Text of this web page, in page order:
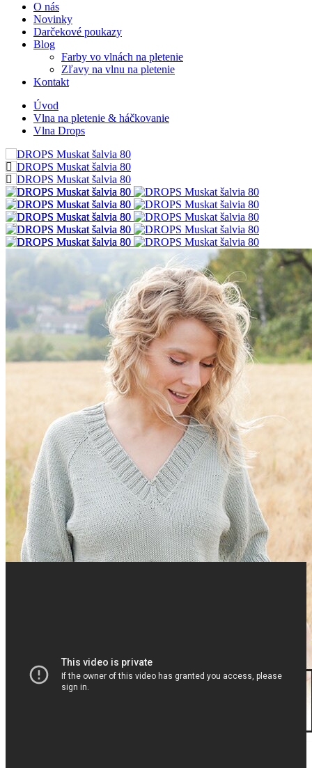
O nás
Novinky
Darčekové poukazy
Blog
Farby vo vlnách na pletenie
Zľavy na vlnu na pletenie
Kontakt
Úvod
Vlna na pletenie & háčkovanie
Vlna Drops
Egyptská bavlna je tou najkvalitnejšou bavlnou akú možno získať!
Priadza DROPS Muskat je zosúkaná z mnohých dlhých jemných
bavlníkových vlákien a prechádza maceráciou, tj. máčaním v
studenom kúpeli s prídavkom lúhu, počas ktorého je vlákno
opakovane napínané a zmršťované, takže výsledkom je krásne
lesklá, vysoko odolná a pevná priadza s kruhovým priemerom a
skvelou tvarovou stabilitou.
Priadza DROPS Muskat patrí medzi stálice v Drops ponuke. Jej
veľkú obľubu trvajúcu viac ako 25 rokov dokladajú tiež stovky
rozličných modelov a návodov, ktoré nájdete v databáze Garnstudia
Drops.
Vyrobené v EU
Oeko-Tex® certificate (STANDARD 100 by OEKO-TEX®
951032 Hohenstein HTTI)